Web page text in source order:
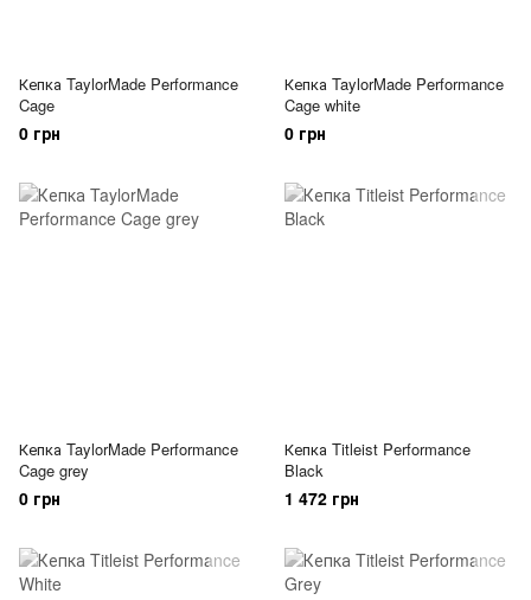
Кепка TaylorMade Performance
Cage
0 грн
Кепка TaylorMade Performance
Cage white
0 грн
Кепка TaylorMade Performance
Cage grey
0 грн
Кепка Titleist Performance
Black
1 472 грн